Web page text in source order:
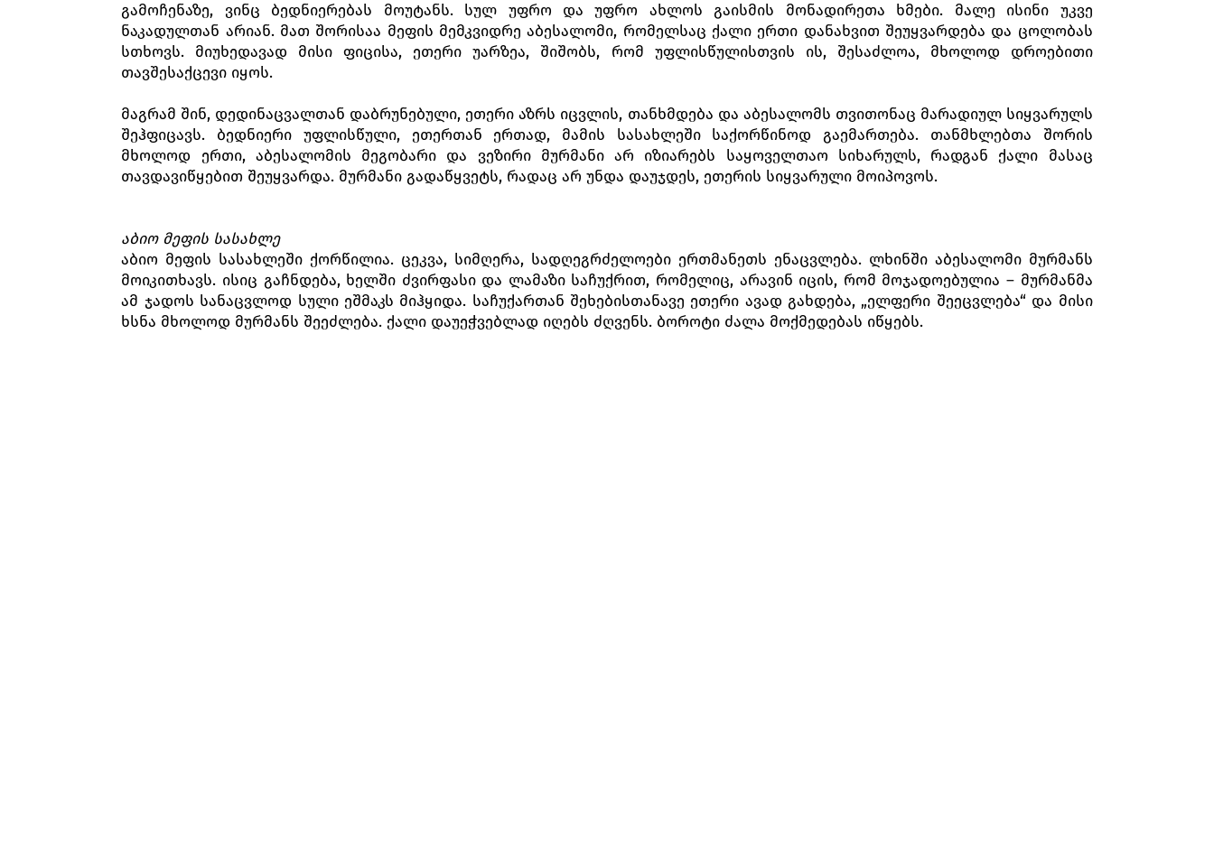
გამოჩენაზე, ვინც ბედნიერებას მოუტანს. სულ უფრო და უფრო ახლოს გაისმის მონადირეთა ხმები. მალე ისინი უკვე
ნაკადულთან არიან. მათ შორისაა მეფის მემკვიდრე აბესალომი, რომელსაც ქალი ერთი დანახვით შეუყვარდება და ცოლობას
სთხოვს. მიუხედავად მისი ფიცისა, ეთერი უარზეა, შიშობს, რომ უფლისწულისთვის ის, შესაძლოა, მხოლოდ დროებითი
თავშესაქცევი იყოს.
მაგრამ შინ, დედინაცვალთან დაბრუნებული, ეთერი აზრს იცვლის, თანხმდება და აბესალომს თვითონაც მარადიულ სიყვარულს
შეჰფიცავს. ბედნიერი უფლისწული, ეთერთან ერთად, მამის სასახლეში საქორწინოდ გაემართება. თანმხლებთა შორის
მხოლოდ ერთი, აბესალომის მეგობარი და ვეზირი მურმანი არ იზიარებს საყოველთაო სიხარულს, რადგან ქალი მასაც
თავდავიწყებით შეუყვარდა. მურმანი გადაწყვეტს, რადაც არ უნდა დაუჯდეს, ეთერის სიყვარული მოიპოვოს.
აბიო მეფის სასახლე
აბიო მეფის სასახლეში ქორწილია. ცეკვა, სიმღერა, სადღეგრძელოები ერთმანეთს ენაცვლება. ლხინში აბესალომი მურმანს
მოიკითხავს. ისიც გაჩნდება, ხელში ძვირფასი და ლამაზი საჩუქრით, რომელიც, არავინ იცის, რომ მოჯადოებულია – მურმანმა
ამ ჯადოს სანაცვლოდ სული ეშმაკს მიჰყიდა. საჩუქართან შეხებისთანავე ეთერი ავად გახდება, „ელფერი შეეცვლება“ და მისი
ხსნა მხოლოდ მურმანს შეეძლება. ქალი დაუეჭვებლად იღებს ძღვენს. ბოროტი ძალა მოქმედებას იწყებს.